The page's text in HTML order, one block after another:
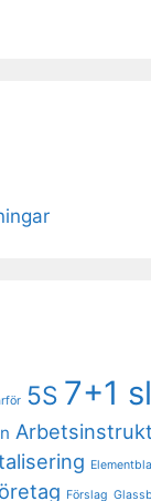
5S 7+1
Förslag